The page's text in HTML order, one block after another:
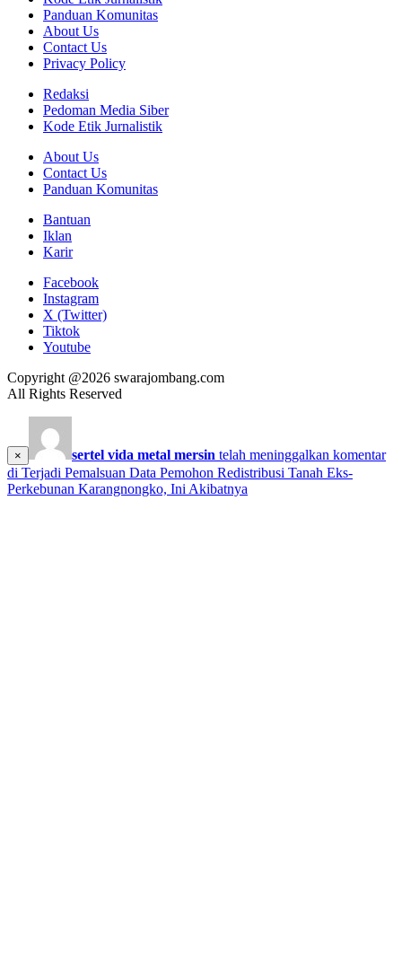
Panduan Komunitas
About Us
Contact Us
Privacy Policy
Redaksi
Pedoman Media Siber
Kode Etik Jurnalistik
About Us
Contact Us
Panduan Komunitas
Bantuan
Iklan
Karir
Facebook
Instagram
X (Twitter)
Tiktok
Youtube
Copyright @2026 swarajombang.com
All Rights Reserved
× sertel vida metal mersin telah meninggalkan komentar
di Terjadi Pemalsuan Data Pemohon Redistribusi Tanah Eks-
Perkebunan Karangnongko, Ini Akibatnya